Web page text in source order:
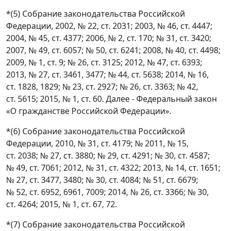
*(5) Собрание законодательства Российской
Федерации, 2002, № 22, ст. 2031; 2003, № 46, ст. 4447;
2004, № 45, ст. 4377; 2006, № 2, ст. 170; № 31, ст. 3420;
2007, № 49, ст. 6057; № 50, ст. 6241; 2008, № 40, ст. 4498;
2009, № 1, ст. 9; № 26, ст. 3125; 2012, № 47, ст. 6393;
2013, № 27, ст. 3461, 3477; № 44, ст. 5638; 2014, № 16,
ст. 1828, 1829; № 23, ст. 2927; № 26, ст. 3363; № 42,
ст. 5615; 2015, № 1, ст. 60. Далее - Федеральный закон
«О гражданстве Российской Федерации».
*(6) Собрание законодательства Российской
Федерации, 2010, № 31, ст. 4179; № 2011, № 15,
ст. 2038; № 27, ст. 3880; № 29, ст. 4291; № 30, ст. 4587;
№ 49, ст. 7061; 2012, № 31, ст. 4322; 2013, № 14, ст. 1651;
№ 27, ст. 3477, 3480; № 30, ст. 4084; № 51, ст. 6679;
№ 52, ст. 6952, 6961, 7009; 2014, № 26, ст. 3366; № 30,
ст. 4264; 2015, № 1, ст. 67, 72.
*(7) Собрание законодательства Российской